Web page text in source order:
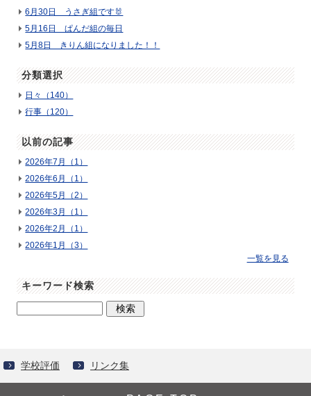
6月30日 うさぎ組です🐰
5月16日 ぱんだ組の毎日
5月8日 きりん組になりました！！
分類選択
日々（140）
行事（120）
以前の記事
2026年7月（1）
2026年6月（1）
2026年5月（2）
2026年3月（1）
2026年2月（1）
2026年1月（3）
一覧を見る
キーワード検索
学校評価 リンク集